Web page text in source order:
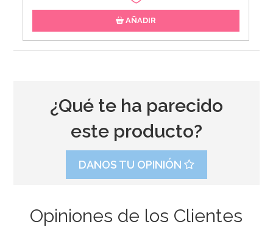
AÑADIR
¿Qué te ha parecido
este producto?
DANOS TU OPINIÓN
Opiniones de los Clientes